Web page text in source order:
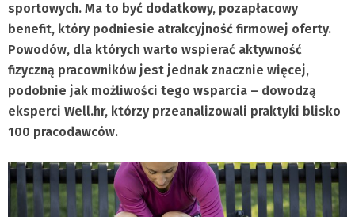
sportowych. Ma to być dodatkowy, pozapłacowy
benefit, który podniesie atrakcyjność firmowej oferty.
Powodów, dla których warto wspierać aktywność
fizyczną pracowników jest jednak znacznie więcej,
podobnie jak możliwości tego wsparcia – dowodzą
eksperci Well.hr, którzy przeanalizowali praktyki blisko
100 pracodawców.